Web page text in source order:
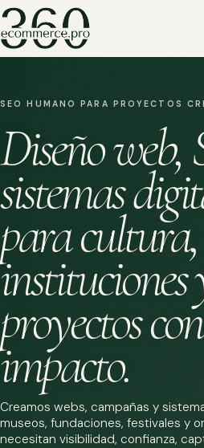
SEO HUMANO PARA PROYECTOS
Diseño web,
sistemas
para cultura,
instituciones
proyectos con
impacto.
Creamos webs, campañas y
museos, fundaciones, festivales y
necesitan visibilidad, confianza,